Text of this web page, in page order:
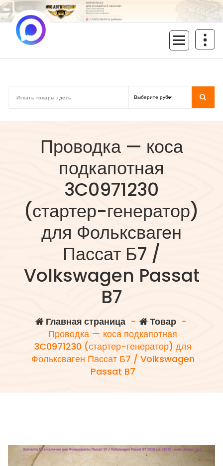
Перейти
к
содержимому
Проводка — коса
подкапотная
3C0971230
(стартер-генератор)
для Фольксваген
Пассат Б7 /
Volkswagen Passat
B7
Главная страница- Товар-
Проводка — коса подкапотная
3C0971230 (стартер-генератор) для
Фольксваген Пассат Б7 / Volkswagen
Passat B7